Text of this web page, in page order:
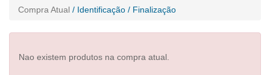
Compra Atual / Identificação / Finalização
Nao existem produtos na compra atual.